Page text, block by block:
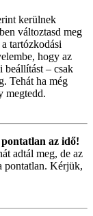
kerülnek
változtasd meg
tartózkodási
hogy az
beállítást – csak
Tehát ha még
megtedd.
az idő!
adtál meg, de az
pontatlan. Kérjük,